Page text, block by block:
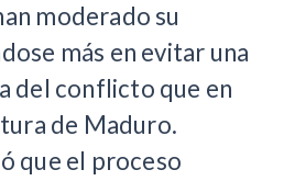
moderado su
más en evitar una
del conflicto que en
de Maduro.
que el proceso